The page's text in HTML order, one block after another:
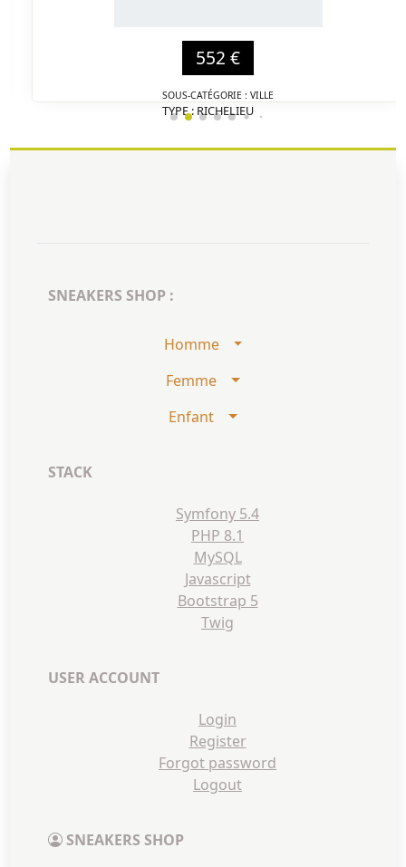
552 €
SOUS-CATÉGORIE : VILLE
TYPE : RICHELIEU
SNEAKERS SHOP :
Homme
Femme
Enfant
STACK
Symfony 5.4
PHP 8.1
MySQL
Javascript
Bootstrap 5
Twig
USER ACCOUNT
Login
Register
Forgot password
Logout
SNEAKERS SHOP